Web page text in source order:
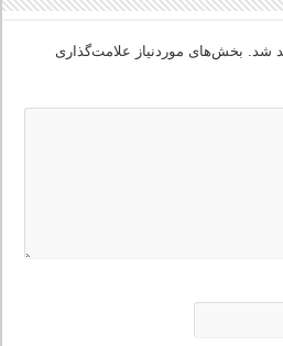
شد.
بخش‌های موردنیاز علامت‌گذاری